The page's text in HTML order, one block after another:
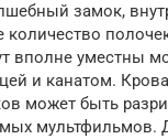
замок,
количество
вполне уместны
и канатом.
может быть
мультфильмов.